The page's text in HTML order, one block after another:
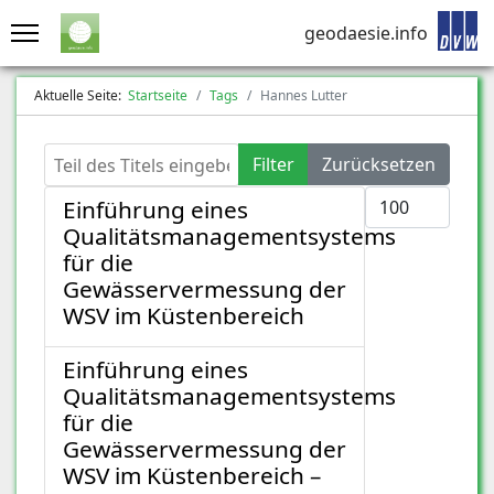
geodaesie.info
Aktuelle Seite: Startseite Tags Hannes Lutter
Teil des Titels eingeben Filter
Zurücksetzen
Anzeige #
Einführung eines
Qualitätsmanagementsystems
für die
Gewässervermessung der
WSV im Küstenbereich
Einführung eines
Qualitätsmanagementsystems
für die
Gewässervermessung der
WSV im Küstenbereich –